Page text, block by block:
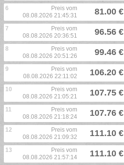
6
Preis vom
08.08.2026 21:45:31
81.00 €
7
Preis vom
08.08.2026 20:36:51
96.56 €
8
Preis vom
08.08.2026 20:51:26
99.46 €
9
Preis vom
08.08.2026 22:11:02
106.20 €
10
Preis vom
08.08.2026 21:05:21
107.75 €
11
Preis vom
08.08.2026 21:18:24
107.76 €
12
Preis vom
08.08.2026 21:09:32
111.10 €
13
Preis vom
08.08.2026 21:57:14
111.10 €